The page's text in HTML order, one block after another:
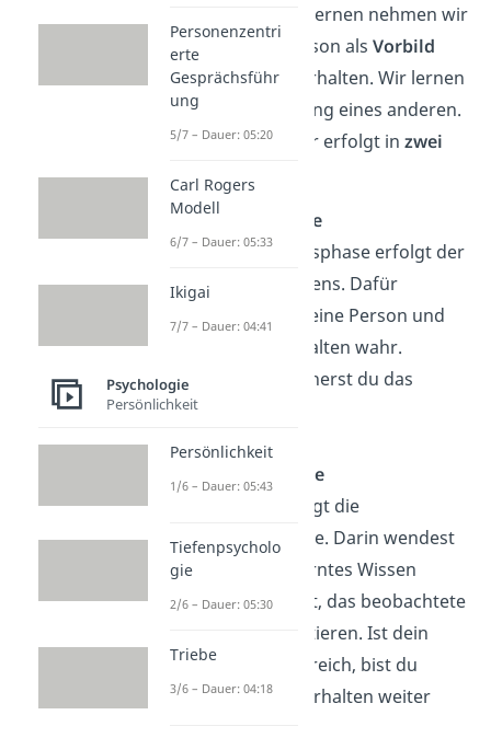
Beim Beobachtungslernen nehmen wir
uns eine andere Person als Vorbild
undkopierenihr Verhalten. Wir lernen
also aus der Erfahrung eines anderen.
Der Lernprozess hier erfolgt in zwei
Phasen
Aquisitionsphase
In der Aquisitionsphase erfolgt der
Erwerb des Wissens. Dafür
beobachtest du eine Person und
nimmst ihr Verhalten wahr.
Schließlich speicherst du das
Gesehene.
Performanzphase
Anschließend folgt die
Performanzphase. Darin wendest
du dein neu erlerntes Wissen
an und versuchst, das beobachtete
Verhalten zu imitieren. Ist dein
Verhalten erfolgreich, bist du
motiviert, das Verhalten weiter
Personenzentri
erte
Gesprächsführ
ung
5/7 – Dauer: 05:20
Carl Rogers
Modell
6/7 – Dauer: 05:33
Ikigai
7/7 – Dauer: 04:41
Psychologie
Persönlichkeit
Persönlichkeit
1/6 – Dauer: 05:43
Tiefenpsycholo
gie
2/6 – Dauer: 05:30
Triebe
3/6 – Dauer: 04:18